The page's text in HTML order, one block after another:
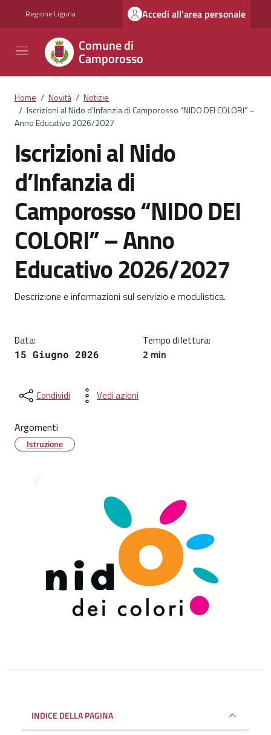
Regione Liguria Accedi all'area personale
Comune di
Camporosso
Home / Novità / Notizie
/ Iscrizioni al Nido d’Infanzia di Camporosso “NIDO DEI COLORI” –
Anno Educativo 2026/2027
Iscrizioni al Nido
d’Infanzia di
Camporosso “NIDO DEI
COLORI” – Anno
Educativo 2026/2027
Dettagli della notizia
Descrizione e informazioni sul servizio e modulistica.
Data:
15 Giugno 2026
Tempo di lettura:
2 min
Condividi Vedi azioni
Argomenti
Istruzione
INDICE DELLA PAGINA